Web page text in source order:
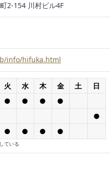
2-154 川村ビル4F
info/hifuka.html
火 水 木 金 土
日
● ● ●
●
●
● ● ● ●
ている